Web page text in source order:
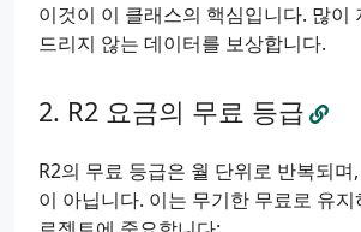
이것이 이 클래스의 핵심입니다. 많이
드리지 않는 데이터를 보상합니다.
R2 요금의 무료 등급
R2의 무료 등급은 월 단위로 반복되
이 아닙니다. 이는 무기한 무료로 유